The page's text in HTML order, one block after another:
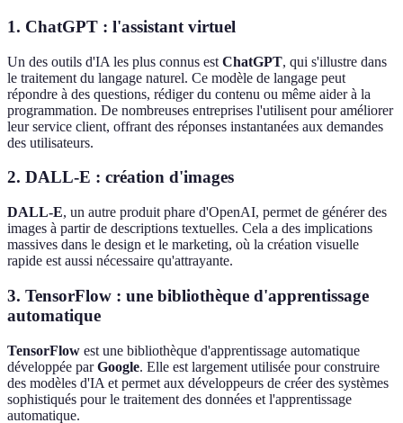
1. ChatGPT : l'assistant virtuel
Un des outils d'IA les plus connus est ChatGPT, qui s'illustre dans
le traitement du langage naturel. Ce modèle de langage peut
répondre à des questions, rédiger du contenu ou même aider à la
programmation. De nombreuses entreprises l'utilisent pour améliorer
leur service client, offrant des réponses instantanées aux demandes
des utilisateurs.
2. DALL-E : création d'images
DALL-E, un autre produit phare d'OpenAI, permet de générer des
images à partir de descriptions textuelles. Cela a des implications
massives dans le design et le marketing, où la création visuelle
rapide est aussi nécessaire qu'attrayante.
3. TensorFlow : une bibliothèque d'apprentissage
automatique
TensorFlow est une bibliothèque d'apprentissage automatique
développée parGoogle. Elle est largement utilisée pour construire
des modèles d'IA et permet aux développeurs de créer des systèmes
sophistiqués pour le traitement des données et l'apprentissage
automatique.